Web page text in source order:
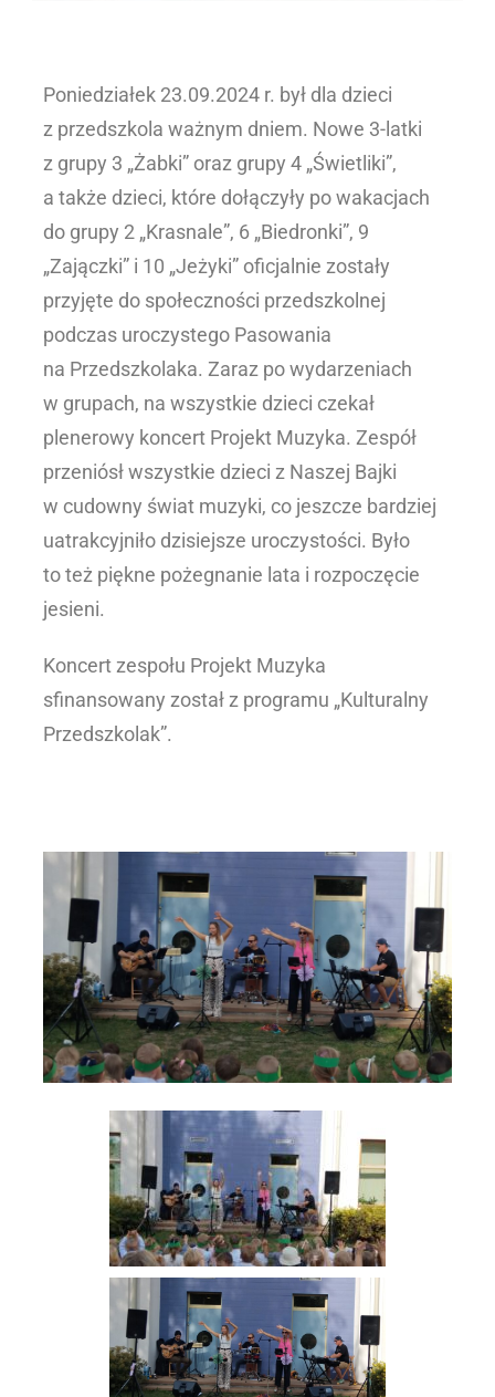
Poniedziałek 23.09.2024 r. był dla dzieci
z przedszkola ważnym dniem. Nowe 3-latki
z grupy 3 „Żabki” oraz grupy 4 „Świetliki”,
a także dzieci, które dołączyły po wakacjach
do grupy 2 „Krasnale”, 6 „Biedronki”, 9
„Zajączki” i 10 „Jeżyki” oficjalnie zostały
przyjęte do społeczności przedszkolnej
podczas uroczystego Pasowania
na Przedszkolaka. Zaraz po wydarzeniach
w grupach, na wszystkie dzieci czekał
plenerowy koncert Projekt Muzyka. Zespół
przeniósł wszystkie dzieci z Naszej Bajki
w cudowny świat muzyki, co jeszcze bardziej
uatrakcyjniło dzisiejsze uroczystości. Było
to też piękne pożegnanie lata i rozpoczęcie
jesieni.
Koncert zespołu Projekt Muzyka
sfinansowany został z programu „Kulturalny
Przedszkolak”.